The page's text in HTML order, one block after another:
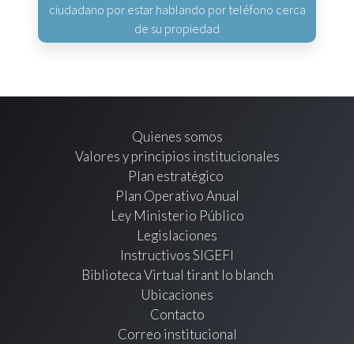
ciudadano por estar hablando por teléfono cerca
de su propiedad
Quienes somos
Valores y principios institucionales
Plan estratégico
Plan Operativo Anual
Ley Ministerio Público
Legislaciones
Instructivos SIGEFI
Biblioteca Virtual tirant lo blanch
Ubicaciones
Contacto
Correo institucional